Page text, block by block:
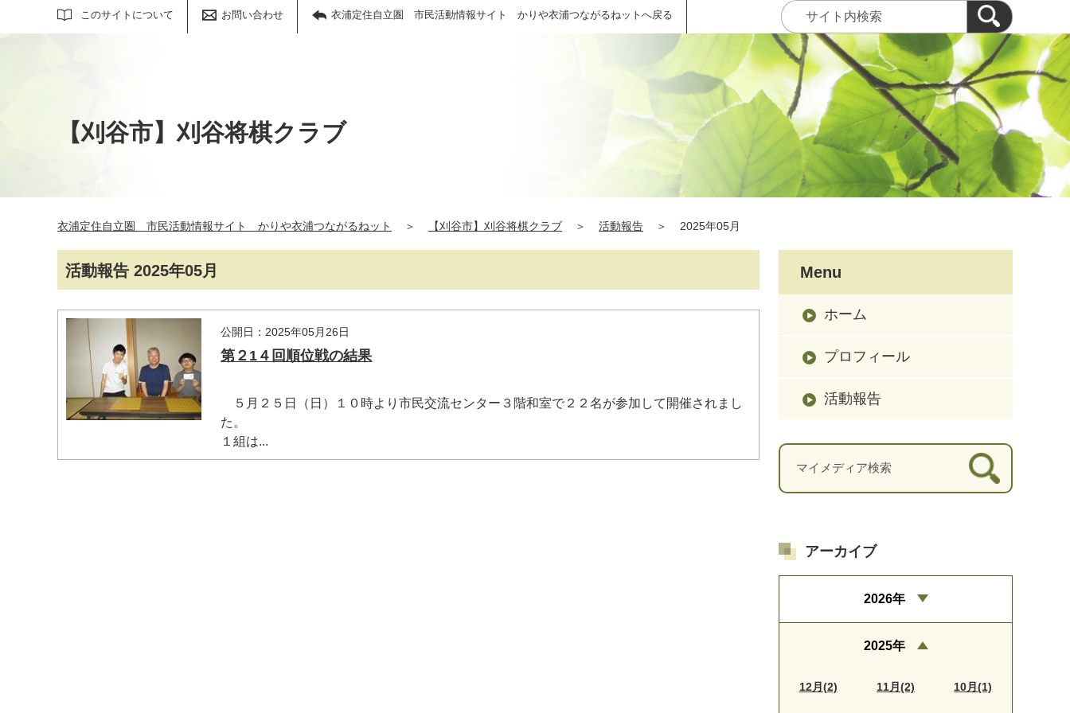
このサイトについて お問い合わせ 衣浦定住自立圏 市民活動情報サイト かりや衣浦つながるねットへ戻る
サイト内検索
【刈谷市】刈谷将棋クラブ
衣浦定住自立圏 市民活動情報サイト かりや衣浦つながるねット ＞ 【刈谷市】刈谷将棋クラブ ＞ 活動報告 ＞ 2025年05月
活動報告 2025年05月
公開日：2025年05月26日
第２1４回順位戦の結果
５月２５日（日）１０時より市民交流センター３階和室で２２名が参加して開催されまし
た。
１組は...
Menu
ホーム
プロフィール
活動報告
アーカイブ
2026年
2025年
12月(2) 11月(2) 10月(1)